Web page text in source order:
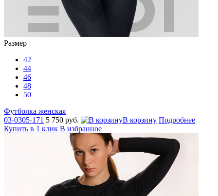
Размер
42
44
46
48
50
Футболка женская
03-0305-171 5 750 руб. В корзину Подробнее
Купить в 1 клик В избранное